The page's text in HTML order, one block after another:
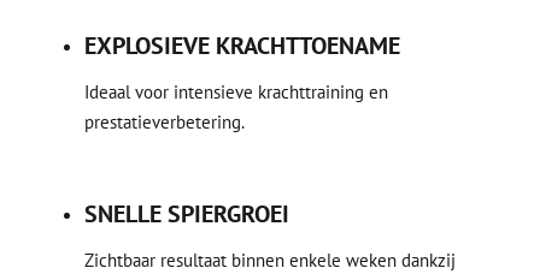
EXPLOSIEVE KRACHTTOENAME
Ideaal voor intensieve krachttraining en
prestatieverbetering.
SNELLE SPIERGROEI
Zichtbaar resultaat binnen enkele weken dankzij